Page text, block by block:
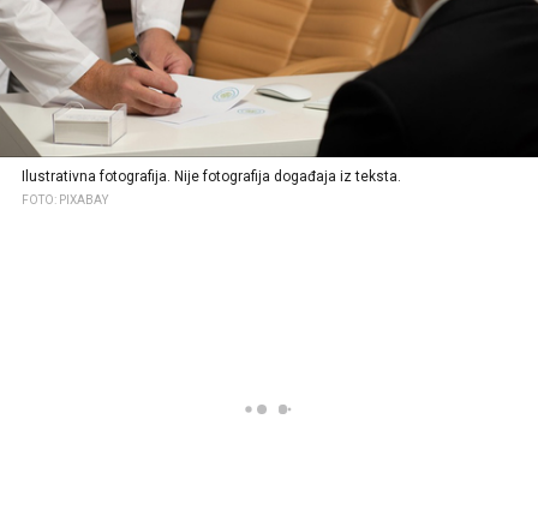
Ilustrativna fotografija. Nije fotografija događaja iz teksta.
FOTO: PIXABAY